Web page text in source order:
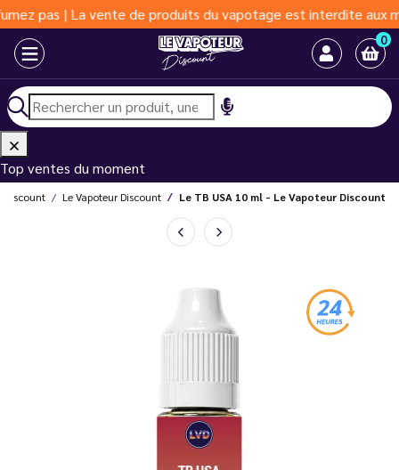
| La vente de produits du vapotage est interdite aux moins
0
Top ventes du moment
Discount Le Vapoteur Discount Le TB USA 10 ml - Le Vapoteur Discount